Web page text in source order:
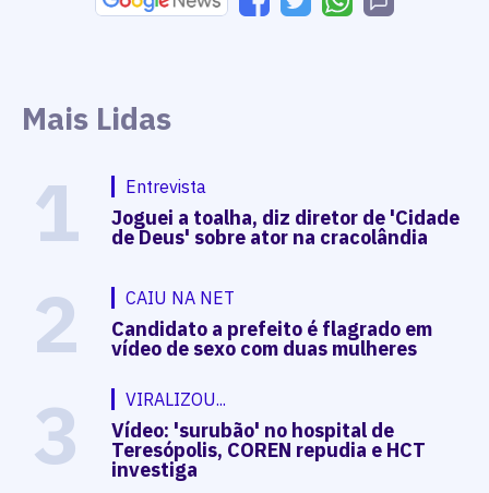
Mais Lidas
1 Entrevista
Joguei a toalha, diz diretor de 'Cidade
de Deus' sobre ator na cracolândia
2 CAIU NA NET
Candidato a prefeito é flagrado em
vídeo de sexo com duas mulheres
3 VIRALIZOU...
Vídeo: 'surubão' no hospital de
Teresópolis, COREN repudia e HCT
investiga